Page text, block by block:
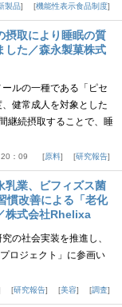
製品 機能性表示食品制度
摂取により睡眠の質
した／森永製菓株式
ルの一種である「ピセ
健常成人を対象とした
継続摂取することで、睡
：09 原料 研究報告
乳業、ビフィズス菌
慣改善による「老化
株式会社Rhelixa
の社会実装を推進し、
ロジェクト」に参画い
研究報告 美容 調査